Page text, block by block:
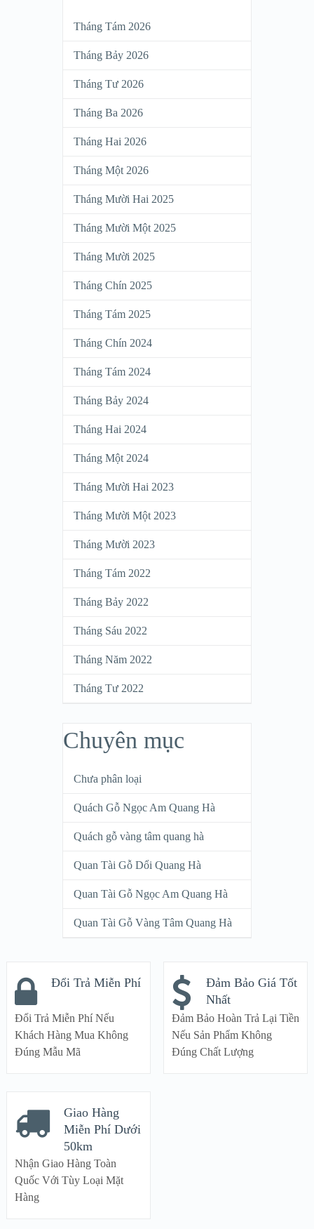
Tháng Tám 2026
Tháng Bảy 2026
Tháng Tư 2026
Tháng Ba 2026
Tháng Hai 2026
Tháng Một 2026
Tháng Mười Hai 2025
Tháng Mười Một 2025
Tháng Mười 2025
Tháng Chín 2025
Tháng Tám 2025
Tháng Chín 2024
Tháng Tám 2024
Tháng Bảy 2024
Tháng Hai 2024
Tháng Một 2024
Tháng Mười Hai 2023
Tháng Mười Một 2023
Tháng Mười 2023
Tháng Tám 2022
Tháng Bảy 2022
Tháng Sáu 2022
Tháng Năm 2022
Tháng Tư 2022
Chuyên mục
Chưa phân loại
Quách Gỗ Ngọc Am Quang Hà
Quách gỗ vàng tâm quang hà
Quan Tài Gỗ Dổi Quang Hà
Quan Tài Gỗ Ngọc Am Quang Hà
Quan Tài Gỗ Vàng Tâm Quang Hà
Đổi Trả Miễn Phí
Đổi Trả Miễn Phí Nếu
Khách Hàng Mua Không
Đúng Mẫu Mã
Đảm Bảo Giá Tốt
Nhất
Đảm Bảo Hoàn Trả Lại Tiền
Nếu Sản Phẩm Không
Đúng Chất Lượng
Giao Hàng
Miễn Phí Dưới
50km
Nhận Giao Hàng Toàn
Quốc Với Tùy Loại Mặt
Hàng